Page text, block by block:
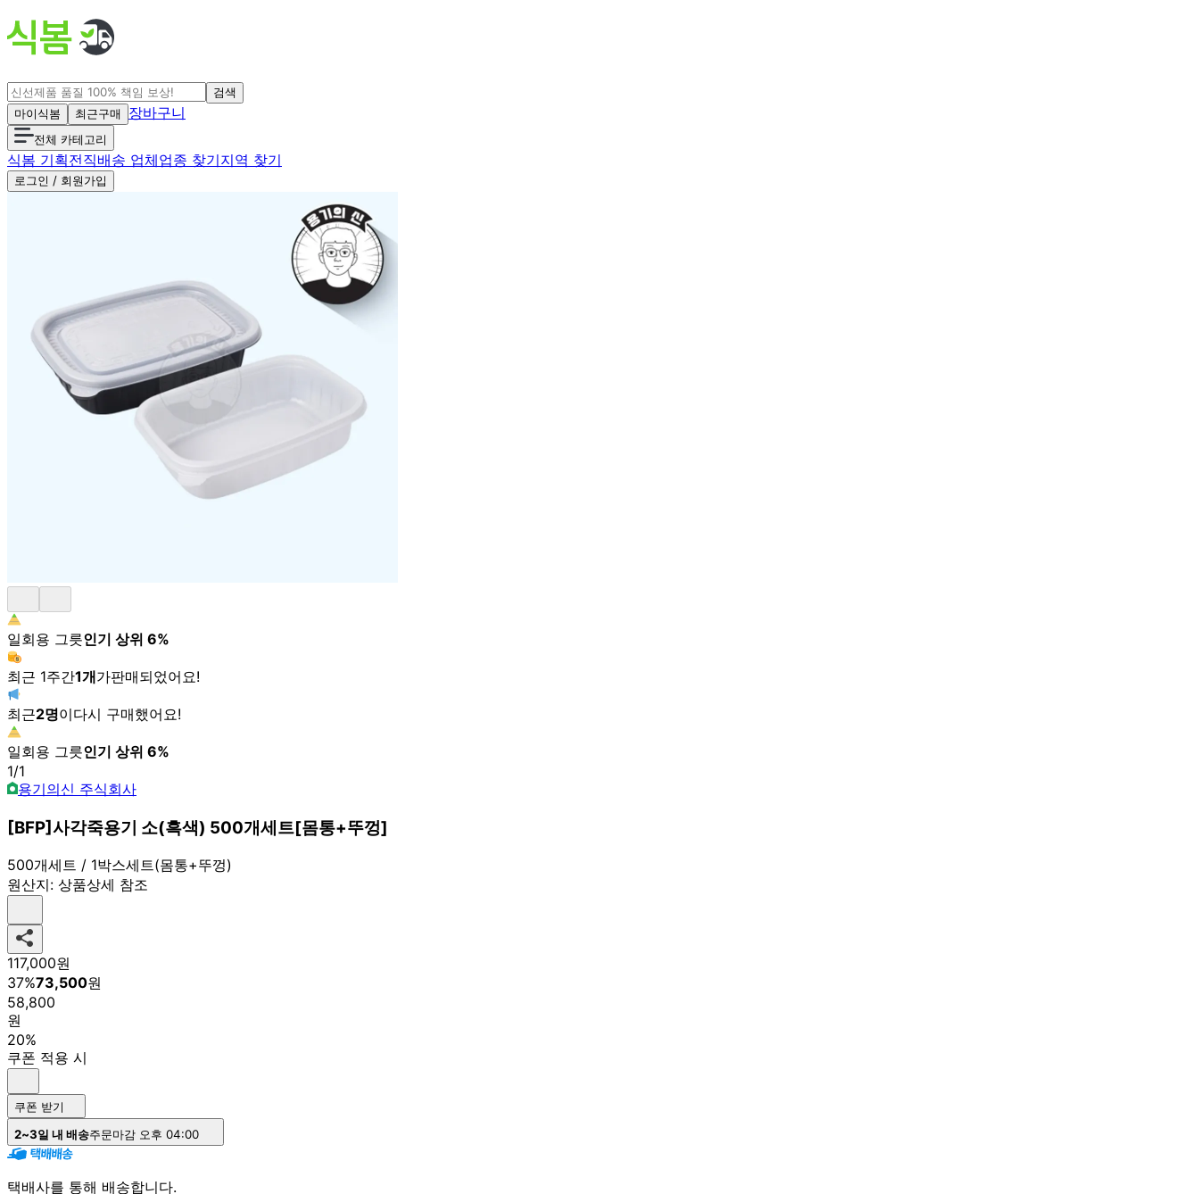
검색
마이식봄
최근구매 장바구니
전체 카테고리
식봄 기획전직배송 업체업종 찾기지역 찾기
로그인 / 회원가입
일회용 그릇인기 상위 6%
최근 1주간1개가판매되었어요!
최근2명이다시 구매했어요!
일회용 그릇인기 상위 6%
1/1
용기의신 주식회사
[BFP]사각죽용기 소(흑색) 500개세트[몸통+뚜껑]
500개세트 / 1박스세트(몸통+뚜껑)
원산지: 상품상세 참조
117,000원
37%73,500원
58,800
원
20%
쿠폰 적용 시
쿠폰 받기
2~3일 내 배송주문마감 오후 04:00
택배사를 통해 배송합니다.